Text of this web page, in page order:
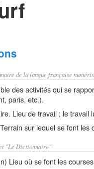
de la langue française
des activités qui se
paris, etc.).
Lieu de travail ; le travail
sur lequel se font les
"Le Dictionnaire"
Lieu où se font les